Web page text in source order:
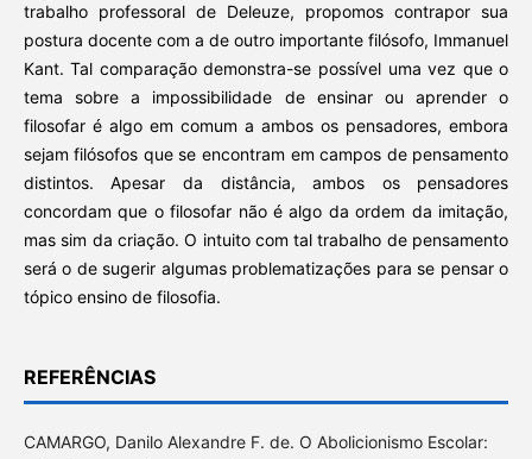
trabalho professoral de Deleuze, propomos contrapor sua
postura docente com a de outro importante filósofo, Immanuel
Kant. Tal comparação demonstra-se possível uma vez que o
tema sobre a impossibilidade de ensinar ou aprender o
filosofar é algo em comum a ambos os pensadores, embora
sejam filósofos que se encontram em campos de pensamento
distintos. Apesar da distância, ambos os pensadores
concordam que o filosofar não é algo da ordem da imitação,
mas sim da criação. O intuito com tal trabalho de pensamento
será o de sugerir algumas problematizações para se pensar o
tópico ensino de filosofia.
REFERÊNCIAS
CAMARGO, Danilo Alexandre F. de. O Abolicionismo Escolar: